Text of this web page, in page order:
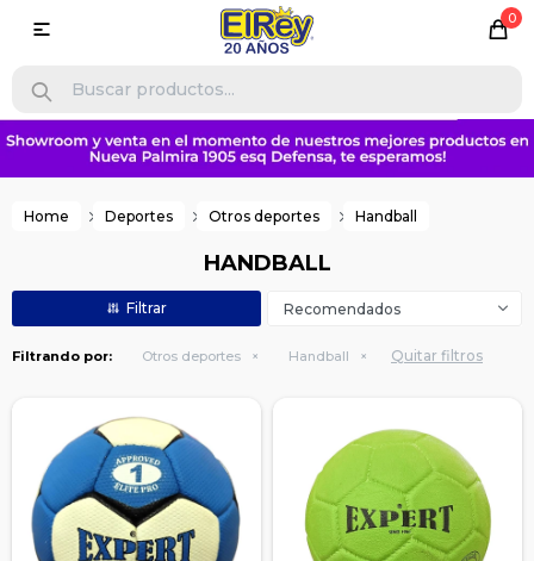
0

Home Deportes Otros deportes Handball
HANDBALL
Recomendados
Filtrando por: Otros deportes Handball Quitar filtros